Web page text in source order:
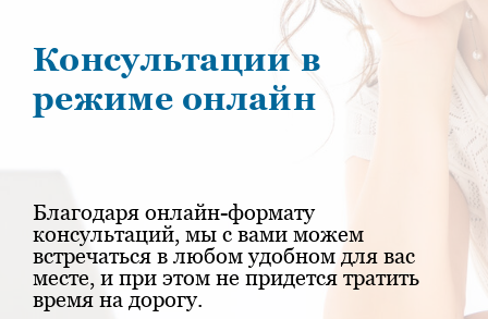
Консультации в
режиме онлайн
Благодаря онлайн-формату
консультаций, мы с вами можем
встречаться в любом удобном для вас
месте, и при этом не придется тратить
время на дорогу.